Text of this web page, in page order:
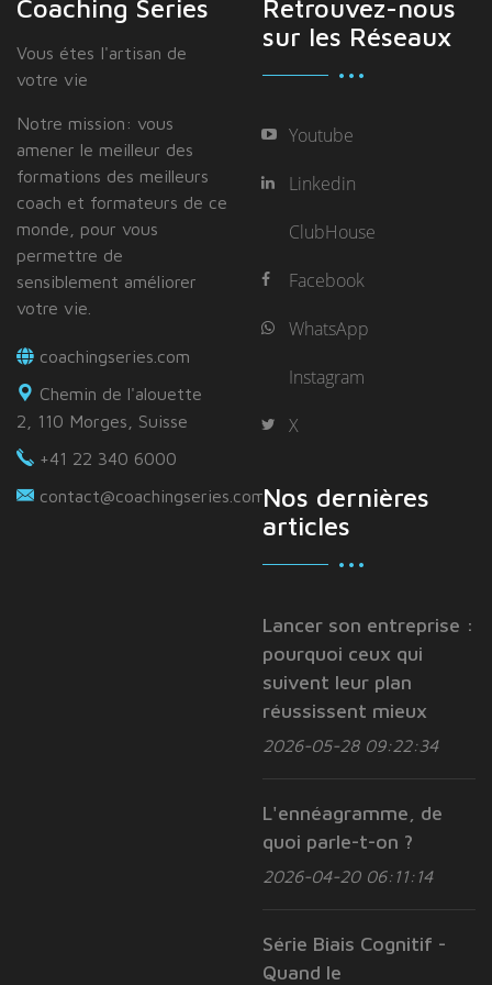
Coaching Series
Vous étes I'artisan de
votre vie
Notre mission: vous
amener le meilleur des
formations des meilleurs
coach et formateurs de ce
monde, pour vous
permettre de
sensiblement améliorer
votre vie.
coachingseries.com
Chemin de l'alouette
2, 110 Morges, Suisse
+41 22 340 6000
contact@coachingseries.com
Retrouvez-nous
sur les Réseaux
Youtube
Linkedin
ClubHouse
Facebook
WhatsApp
Instagram
X
Nos dernières
articles
Lancer son entreprise :
pourquoi ceux qui
suivent leur plan
réussissent mieux
2026-05-28 09:22:34
L'ennéagramme, de
quoi parle-t-on ?
2026-04-20 06:11:14
Série Biais Cognitif -
Quand le